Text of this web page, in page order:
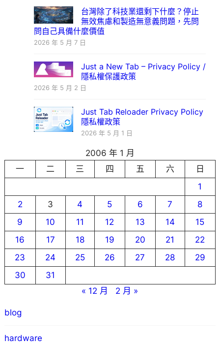
台灣除了科技業還剩下什麼？停止
無效焦慮和製造無意義問題，先問
問自己具備什麼價值
2026 年 5 月 7 日
Just a New Tab – Privacy Policy /
隱私權保護政策
2026 年 5 月 2 日
Just Tab Reloader Privacy Policy
隱私權政策
2026 年 5 月 1 日
2006 年 1 月
一
二 三 四 五 六
日
1
2
3 4 5 6 7
8
9
10 11 12 13 14
15
16
17 18 19 20 21
22
23
24 25 26 27 28
29
30
31
« 12 月
2 月 »
blog
hardware